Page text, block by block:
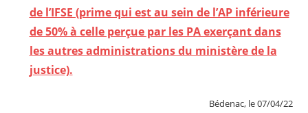
de l’IFSE (prime qui est au sein de l’AP inférieure
de 50% à celle perçue par les PA exerçant dans
les autres administrations du ministère de la
justice).
Bédenac, le 07/04/22